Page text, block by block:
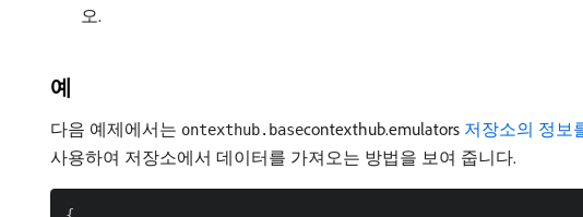
오.
예
다음 예제에서는 ontexthub.basecontexthub.emulators 저장소의 정보
사용하여 저장소에서 데이터를 가져오는 방법을 보여 줍니다.